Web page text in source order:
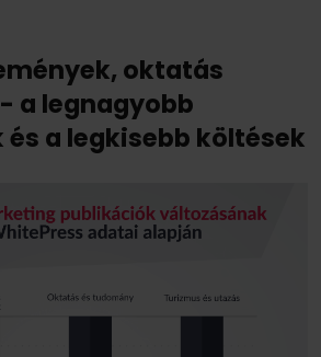
oktatás
a legnagyobb
a legkisebb költések